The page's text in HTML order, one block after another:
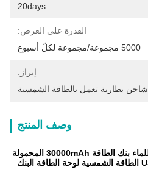
20days
القدرة على العرض:
5000 مجموعة/مجموعة لكلّ أسبوع
إبراز:
شاحن بطارية تعمل بالطاقة الشمسية
وصف المنتج
اللون البرتقالي الطاقة الشمسية للماء بنك الطاقة 30000mAh المحمولة